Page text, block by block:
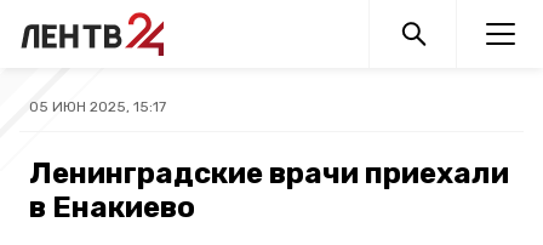
05 ИЮН 2025, 15:17
Ленинградские врачи приехали
в Енакиево